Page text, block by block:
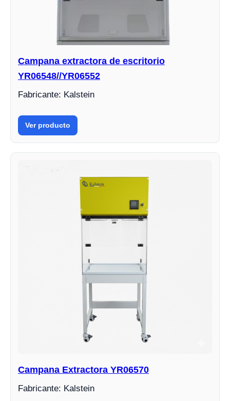
Campana extractora de escritorio
YR06548//YR06552
Fabricante: Kalstein
Ver producto
Campana Extractora YR06570
Fabricante: Kalstein